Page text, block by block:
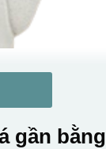
gần bằng